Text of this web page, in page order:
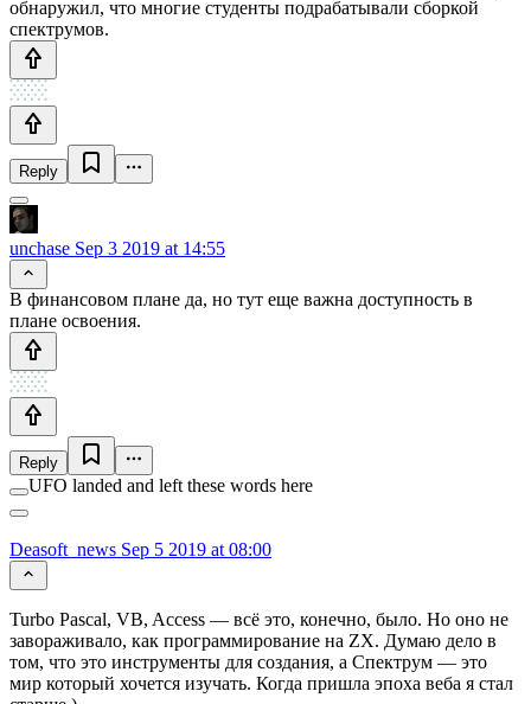
обнаружил, что многие студенты подрабатывали сборкой
спектрумов.
Reply
unchase Sep 3 2019 at 14:55
В финансовом плане да, но тут еще важна доступность в
плане освоения.
Reply
UFO landed and left these words here
Deasoft_news Sep 5 2019 at 08:00
Turbo Pascal, VB, Access — всё это, конечно, было. Но оно не
завораживало, как программирование на ZX. Думаю дело в
том, что это инструменты для создания, а Спектрум — это
мир который хочется изучать. Когда пришла эпоха веба я стал